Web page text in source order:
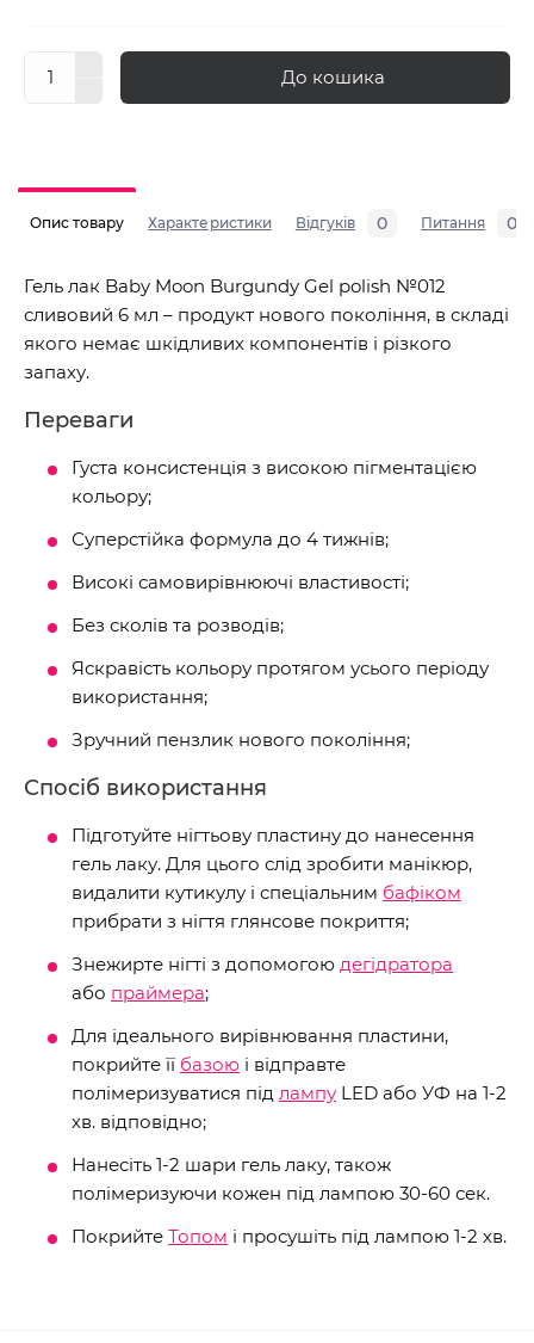
До кошика
Опис товару Характеристики Відгуків 0 Питання 0
Гель лак Baby Moon Burgundy Gel polish №012
сливовий 6 мл – продукт нового покоління, в складі
якого немає шкідливих компонентів і різкого
запаху.
Переваги
Густа консистенція з високою пігментацією
кольору;
Суперстійка формула до 4 тижнів;
Високі самовирівнюючі властивості;
Без сколів та розводів;
Яскравість кольору протягом усього періоду
використання;
Зручний пензлик нового покоління;
Спосіб використання
Підготуйте нігтьову пластину до нанесення
гель лаку. Для цього слід зробити манікюр,
видалити кутикулу і спеціальним бафіком
прибрати з нігтя глянсове покриття;
Знежирте нігті з допомогою дегідратора
або праймера;
Для ідеального вирівнювання пластини,
покрийте її базою і відправте
полімеризуватися під лампу LED або УФ на 1-2
хв. відповідно;
Нанесіть 1-2 шари гель лаку, також
полімеризуючи кожен під лампою 30-60 сек.
Покрийте Топом і просушіть під лампою 1-2 хв.